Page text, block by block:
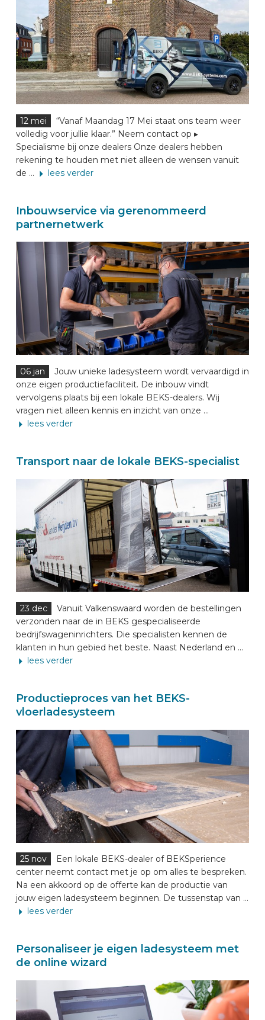
12 mei
“Vanaf Maandag 17 Mei staat ons team weer
volledig voor jullie klaar.” Neem contact op ▸
Specialisme bij onze dealers Onze dealers hebben
rekening te houden met niet alleen de wensen vanuit
de ...
lees verder
Inbouwservice via gerenommeerd
partnernetwerk
06 jan
Jouw unieke ladesysteem wordt vervaardigd in
onze eigen productiefaciliteit. De inbouw vindt
vervolgens plaats bij een lokale BEKS-dealers. Wij
vragen niet alleen kennis en inzicht van onze ...
lees verder
Transport naar de lokale BEKS-specialist
23 dec
Vanuit Valkenswaard worden de bestellingen
verzonden naar de in BEKS gespecialiseerde
bedrijfswageninrichters. Die specialisten kennen de
klanten in hun gebied het beste. Naast Nederland en ...
lees verder
Productieproces van het BEKS-
vloerladesysteem
25 nov
Een lokale BEKS-dealer of BEKSperience
center neemt contact met je op om alles te bespreken.
Na een akkoord op de offerte kan de productie van
jouw eigen ladesysteem beginnen. De tussenstap van ...
lees verder
Personaliseer je eigen ladesysteem met
de online wizard